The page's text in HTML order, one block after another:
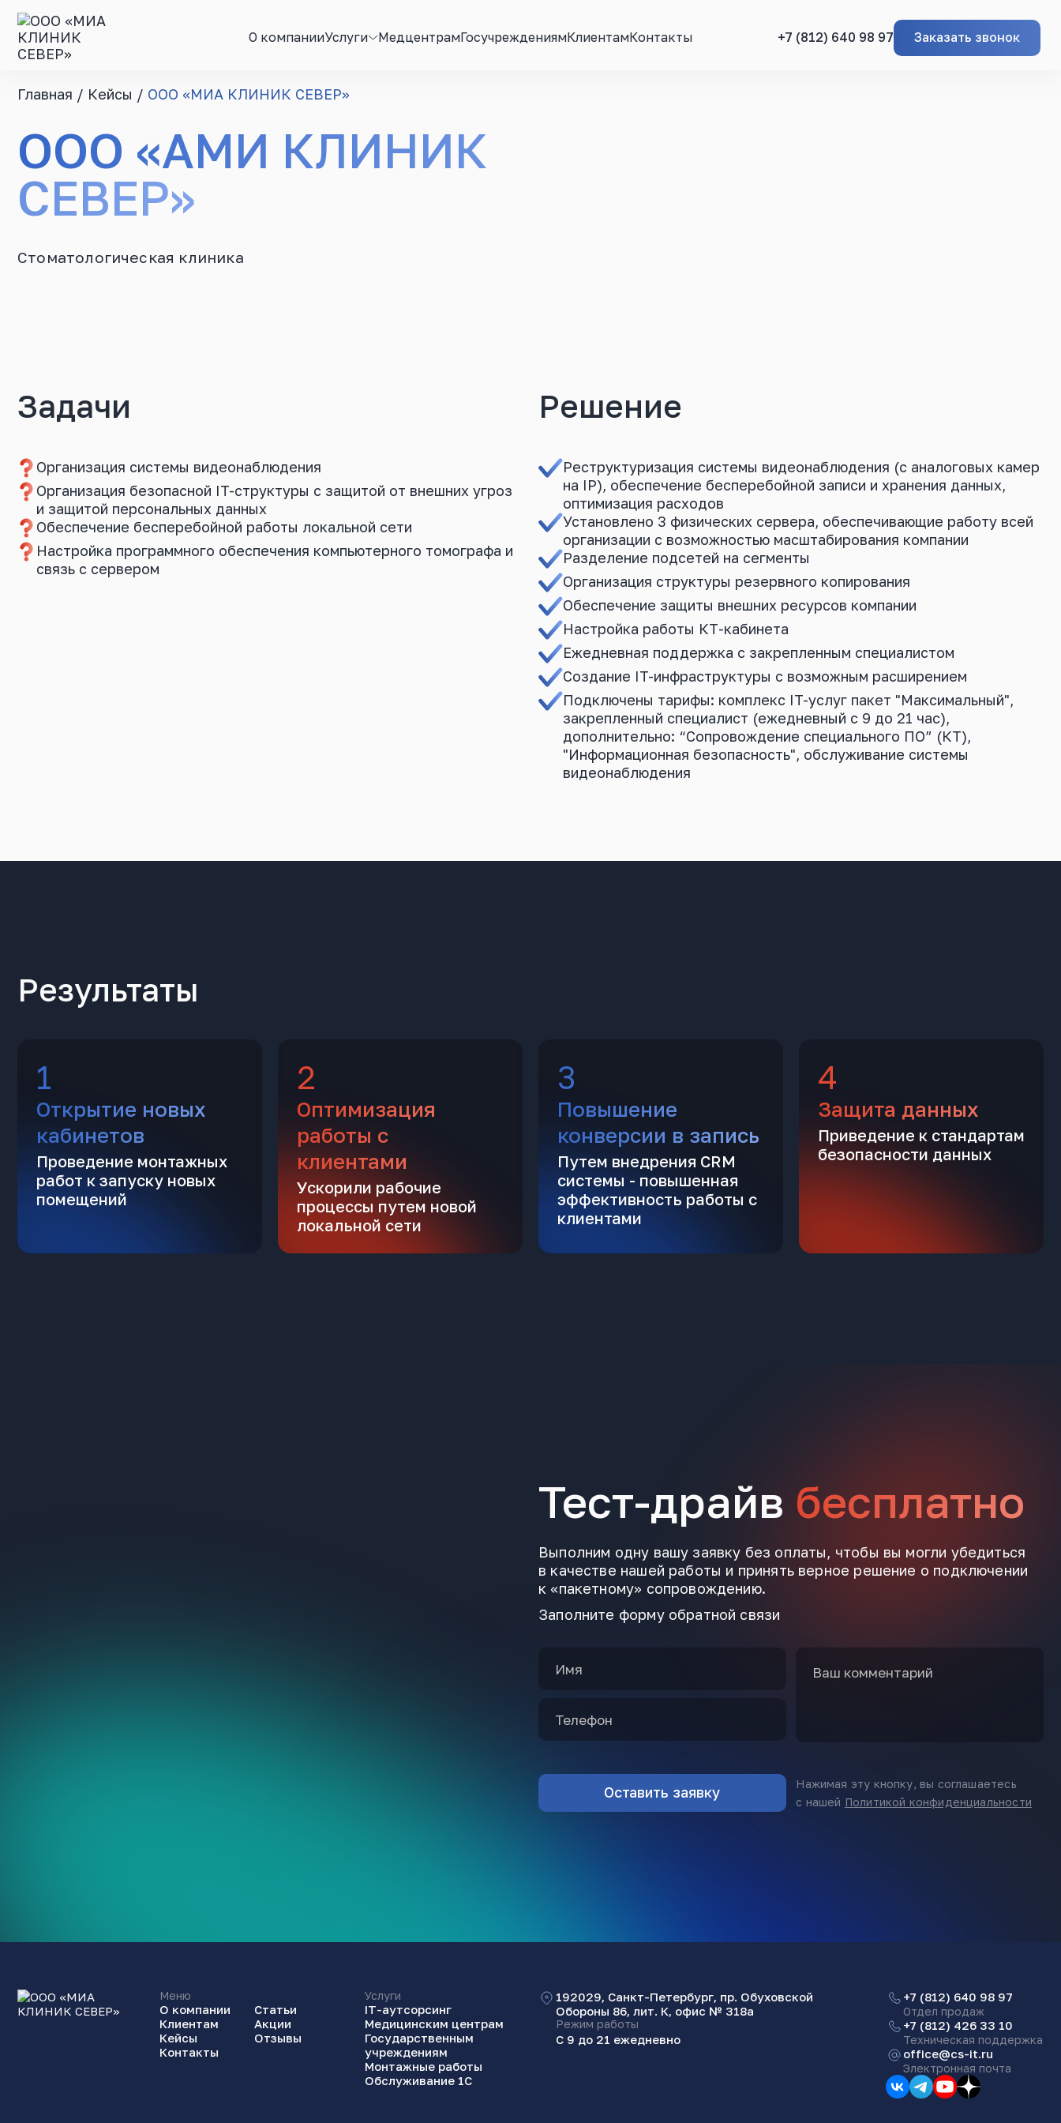
О компанииУслуги МедцентрамГосучреждениямКлиентамКонтакты +7 (812) 640 98 97 Заказать звонок
Главная / Кейсы / ООО «МИА КЛИНИК СЕВЕР»
ООО «АМИ КЛИНИК
СЕВЕР»
Стоматологическая клиника
Задачи
Организация системы видеонаблюдения
Организация безопасной IT-структуры с защитой от внешних угроз
и защитой персональных данных
Обеспечение бесперебойной работы локальной сети
Настройка программного обеспечения компьютерного томографа и
связь с сервером
Решение
Реструктуризация системы видеонаблюдения (с аналоговых камер
на IP), обеспечение бесперебойной записи и хранения данных,
оптимизация расходов
Установлено 3 физических сервера, обеспечивающие работу всей
организации с возможностью масштабирования компании
Разделение подсетей на сегменты
Организация структуры резервного копирования
Обеспечение защиты внешних ресурсов компании
Настройка работы КТ-кабинета
Ежедневная поддержка с закрепленным специалистом
Создание IT-инфраструктуры с возможным расширением
Подключены тарифы: комплекс IT-услуг пакет "Максимальный",
закрепленный специалист (ежедневный с 9 до 21 час),
дополнительно: “Сопровождение специального ПО” (КТ),
"Информационная безопасность", обслуживание системы
видеонаблюдения
Результаты
1
Открытие новых
кабинетов
Проведение монтажных
работ к запуску новых
помещений
2
Оптимизация
работы с
клиентами
Ускорили рабочие
процессы путем новой
локальной сети
3
Повышение
конверсии в запись
Путем внедрения CRM
системы - повышенная
эффективность работы с
клиентами
4
Защита данных
Приведение к стандартам
безопасности данных
Тест-драйв бесплатно
Выполним одну вашу заявку без оплаты, чтобы вы могли убедиться
в качестве нашей работы и принять верное решение о подключении
к «пакетному» сопровождению.
Заполните форму обратной связи
Нажимая эту кнопку, вы соглашаетесь
с нашей Политикой конфиденциальности
Меню
О компании
Статьи
Клиентам
Акции
Кейсы
Отзывы
Контакты
Услуги
IТ-аутсорсинг
Медицинским центрам
Государственным
учреждениям
Монтажные работы
Обслуживание 1C
192029, Санкт-Петербург, пр. Обуховской
Обороны 86, лит. К, офис № 318а
Режим работы
С 9 до 21 ежедневно
+7 (812) 640 98 97
Отдел продаж
+7 (812) 426 33 10
Техническая поддержка
office@cs-it.ru
Электронная почта